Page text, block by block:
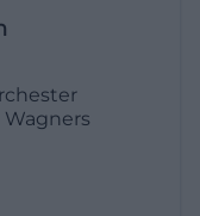
Wagners